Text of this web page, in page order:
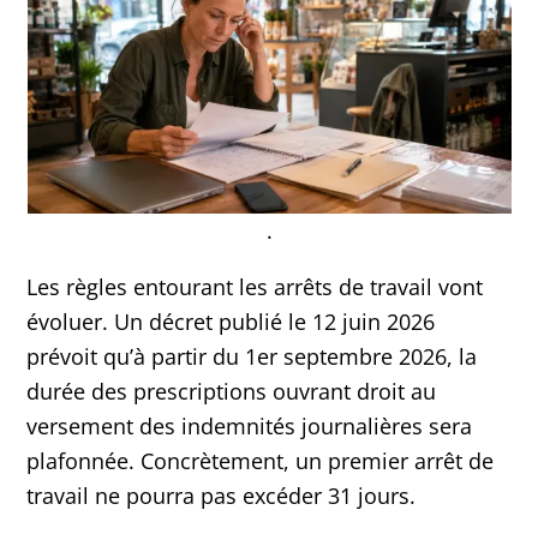
.
Les règles entourant les arrêts de travail vont
évoluer. Un décret publié le 12 juin 2026
prévoit qu’à partir du 1er septembre 2026, la
durée des prescriptions ouvrant droit au
versement des indemnités journalières sera
plafonnée. Concrètement, un premier arrêt de
travail ne pourra pas excéder 31 jours.